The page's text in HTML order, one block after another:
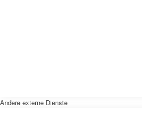
Andere externe Dienste